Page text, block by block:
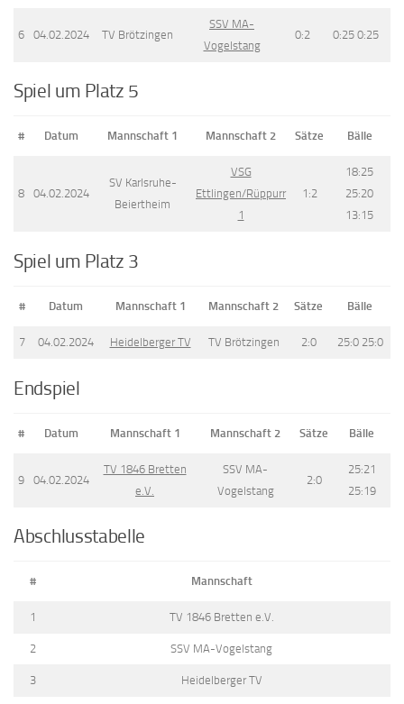
6 04.02.2024 TV Brötzingen
SSV MA-
Vogelstang
0:2 0:25 0:25
Spiel um Platz 5
# Datum Mannschaft 1 Mannschaft 2 Sätze Bälle
8 04.02.2024
SV Karlsruhe-
Beiertheim
VSG
Ettlingen/Rüppurr
1
1:2
18:25
25:20
13:15
Spiel um Platz 3
# Datum Mannschaft 1 Mannschaft 2 Sätze Bälle
7 04.02.2024 Heidelberger TV TV Brötzingen 2:0 25:0 25:0
Endspiel
# Datum Mannschaft 1 Mannschaft 2 Sätze Bälle
9 04.02.2024
TV 1846 Bretten
e.V.
SSV MA-
Vogelstang
2:0
25:21
25:19
Abschlusstabelle
# Mannschaft
1 TV 1846 Bretten e.V.
2 SSV MA-Vogelstang
3 Heidelberger TV